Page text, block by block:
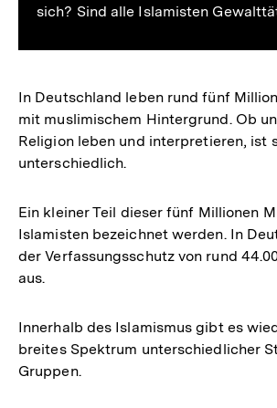
sich? Sind alle Islamisten
In Deutschland leben rund fünf
mit muslimischem Hintergrund. Ob
Religion leben und interpretieren, ist
unterschiedlich.
Ein kleiner Teil dieser fünf Millionen
Islamisten bezeichnet werden. In
der Verfassungsschutz von rund
aus.
Innerhalb des Islamismus gibt es
breites Spektrum unterschiedlicher
Gruppen.